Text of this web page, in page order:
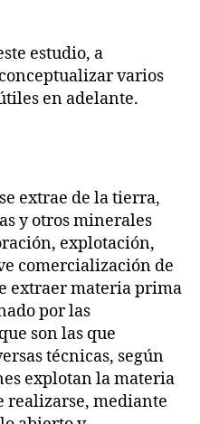
estudio, a
varios
en adelante.
extrae de la tierra,
y otros minerales
explotación,
comercialización de
extraer materia prima
por las
son las que
técnicas, según
explotan la materia
realizarse, mediante